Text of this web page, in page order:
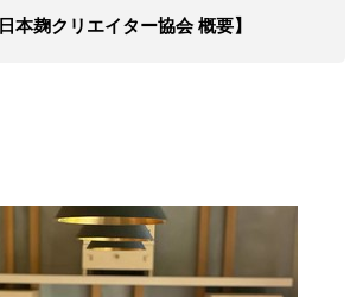
本麹クリエイター協会 概要】